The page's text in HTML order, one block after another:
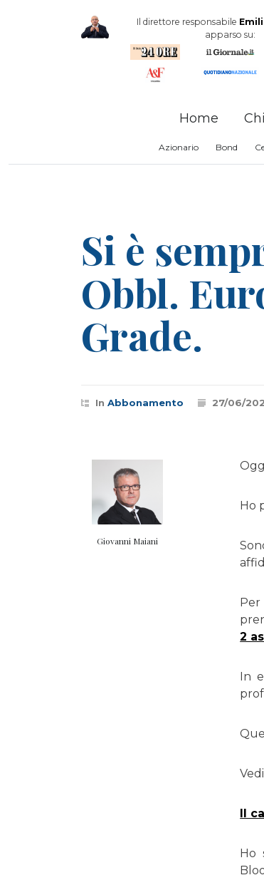
Il direttore responsabile
apparso su:
Home
Azionario Bond
Si è
Obbl.
Grade.
In Abbonamento 27/06/
Ho
Per
2
In
Il
Ho
Giovanni Maiani